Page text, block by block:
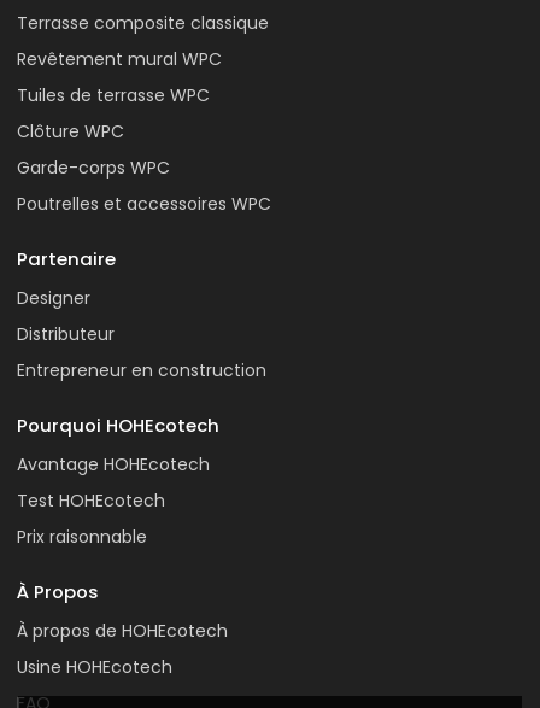
Terrasse composite classique
Revêtement mural WPC
Tuiles de terrasse WPC
Clôture WPC
Garde-corps WPC
Poutrelles et accessoires WPC
Partenaire
Designer
Distributeur
Entrepreneur en construction
Pourquoi HOHEcotech
Avantage HOHEcotech
Test HOHEcotech
Prix raisonnable
À Propos
À propos de HOHEcotech
Usine HOHEcotech